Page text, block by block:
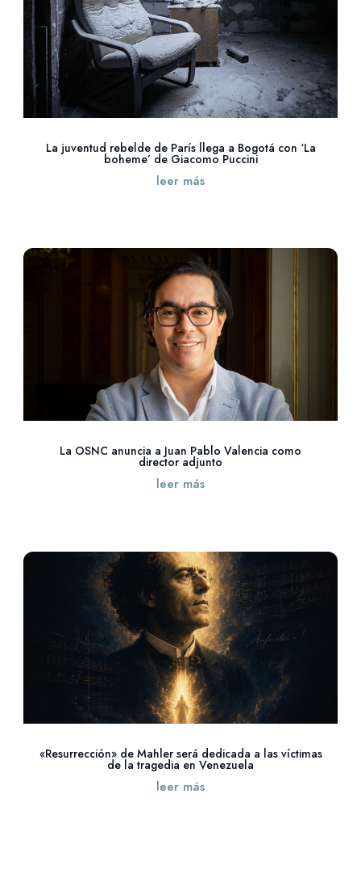
La juventud rebelde de París llega a Bogotá con ‘La
boheme’ de Giacomo Puccini
leer más
La OSNC anuncia a Juan Pablo Valencia como
director adjunto
leer más
«Resurrección» de Mahler será dedicada a las víctimas
de la tragedia en Venezuela
leer más